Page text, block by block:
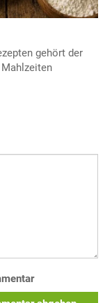
gehört der